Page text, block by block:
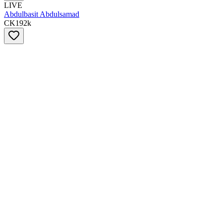
LIVE
Abdulbasit Abdulsamad
CK192k